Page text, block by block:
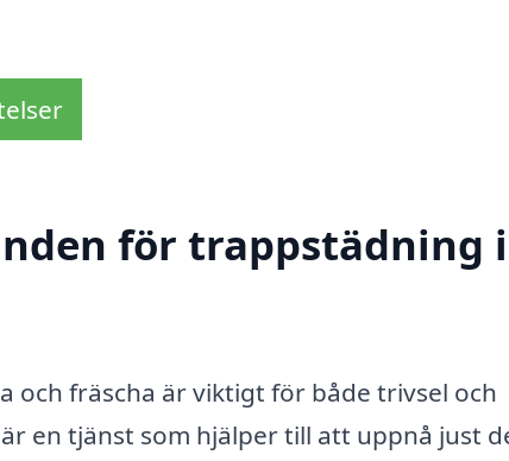
för trappstädning i
och fräscha är viktigt för både trivsel och
en tjänst som hjälper till att uppnå just